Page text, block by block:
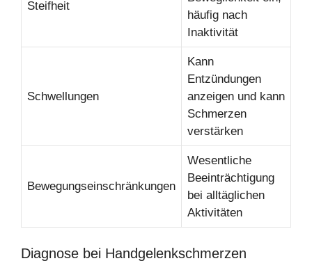
Steifheit
häufig nach
Inaktivität
Schwellungen
Kann
Entzündungen
anzeigen und kann
Schmerzen
verstärken
Bewegungseinschränkungen
Wesentliche
Beeinträchtigung
bei alltäglichen
Aktivitäten
Diagnose bei Handgelenkschmerzen